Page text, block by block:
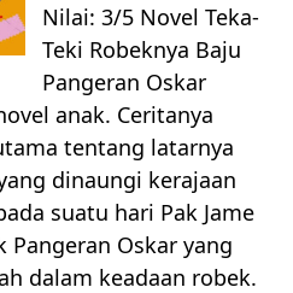
Nilai: 3/5 Novel Teka-
Teki Robeknya Baju
Pangeran Oskar
anak. Ceritanya
tentang latarnya
dinaungi kerajaan
suatu hari Pak Jame
Oskar yang
dalam keadaan robek.